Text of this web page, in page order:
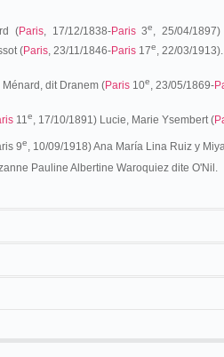
(Paris, 17/12/1838-Paris3e, 25/04/
(Paris, 23/11/1846-Paris 17e, 22/03/
dit Dranem (Paris 10e, 23/05/1869-
11e, 17/10/1891) Lucie, Marie Ysembert (
9e, 10/09/1918) Ana María Lina Ruiz y
Pauline Albertine Waroquiez dite O'Nil.
café-restaurant de la Mairie (